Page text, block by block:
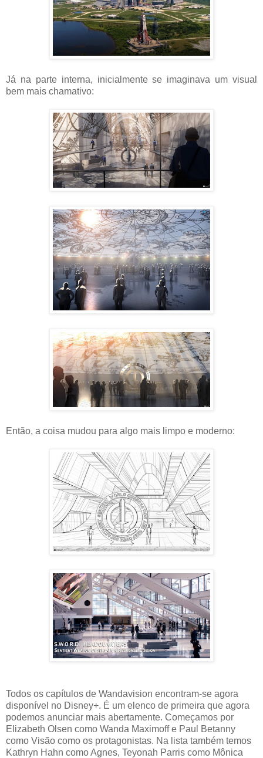
Já na parte interna, inicialmente se imaginava um visual
bem mais chamativo:
Então, a coisa mudou para algo mais limpo e moderno:
Todos os capítulos de Wandavision encontram-se agora
disponível no Disney+. É um elenco de primeira que agora
podemos anunciar mais abertamente. Começamos por
Elizabeth Olsen como Wanda Maximoff e Paul Betanny
como Visão como os protagonistas. Na lista também temos
Kathryn Hahn como Agnes, Teyonah Parris como Mônica